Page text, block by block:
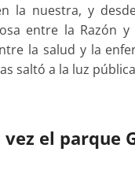
la nuestra, y
entre la Razón
la salud y la
saltó a la luz
el parque